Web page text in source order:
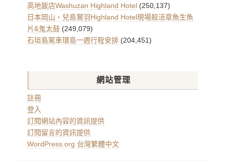
高地飯店Washuzan Highland Hotel (250,137)
日本岡山・兒島鷲羽Highland Hotel現場殺活章魚生魚
片&鬼太鼓 (249,079)
石垣島駕車環島一週行程安排 (204,451)
網站管理
註冊
登入
訂閱網站內容的資訊提供
訂閱留言的資訊提供
WordPress.org 台灣繁體中文